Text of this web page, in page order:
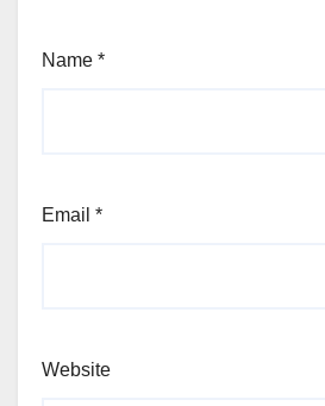
Name *
Email *
Website